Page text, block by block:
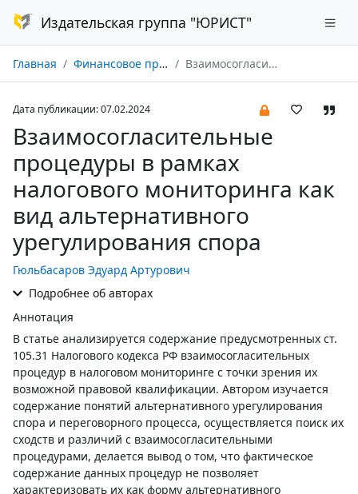
Издательская группа "ЮРИСТ"
Главная Финансовое право № 02/2024 Взаимосогласительные процедуры в рамках налогового мониторинга как вид альтернативного урегулирования спора
Дата публикации: 07.02.2024
Взаимосогласительные
процедуры в рамках
налогового мониторинга как
вид альтернативного
урегулирования спора
Гюльбасаров Эдуард Артурович
Подробнее об авторах
Аннотация
В статье анализируется содержание предусмотренных ст.
105.31 Налогового кодекса РФ взаимосогласительных
процедур в налоговом мониторинге с точки зрения их
возможной правовой квалификации. Автором изучается
содержание понятий альтернативного урегулирования
спора и переговорного процесса, осуществляется поиск их
сходств и различий с взаимосогласительными
процедурами, делается вывод о том, что фактическое
содержание данных процедур не позволяет
характеризовать их как форму альтернативного